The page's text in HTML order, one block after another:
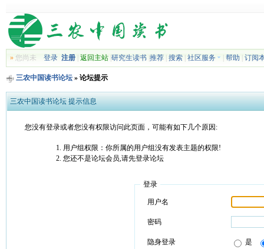
»您尚未 登录 注册| 返回主站| 研究生读书| 推荐| 搜索| 社区服务 帮助 订阅
三农中国读书论坛» 论坛提示
三农中国读书论坛 提示信息
您没有登录或者您没有权限访问此页面，可能有如下几个原因:
用户组权限：你所属的用户组没有发表主题的权限!
您还不是论坛会员,请先登录论坛
登录
用户名
密码
隐身登录 是